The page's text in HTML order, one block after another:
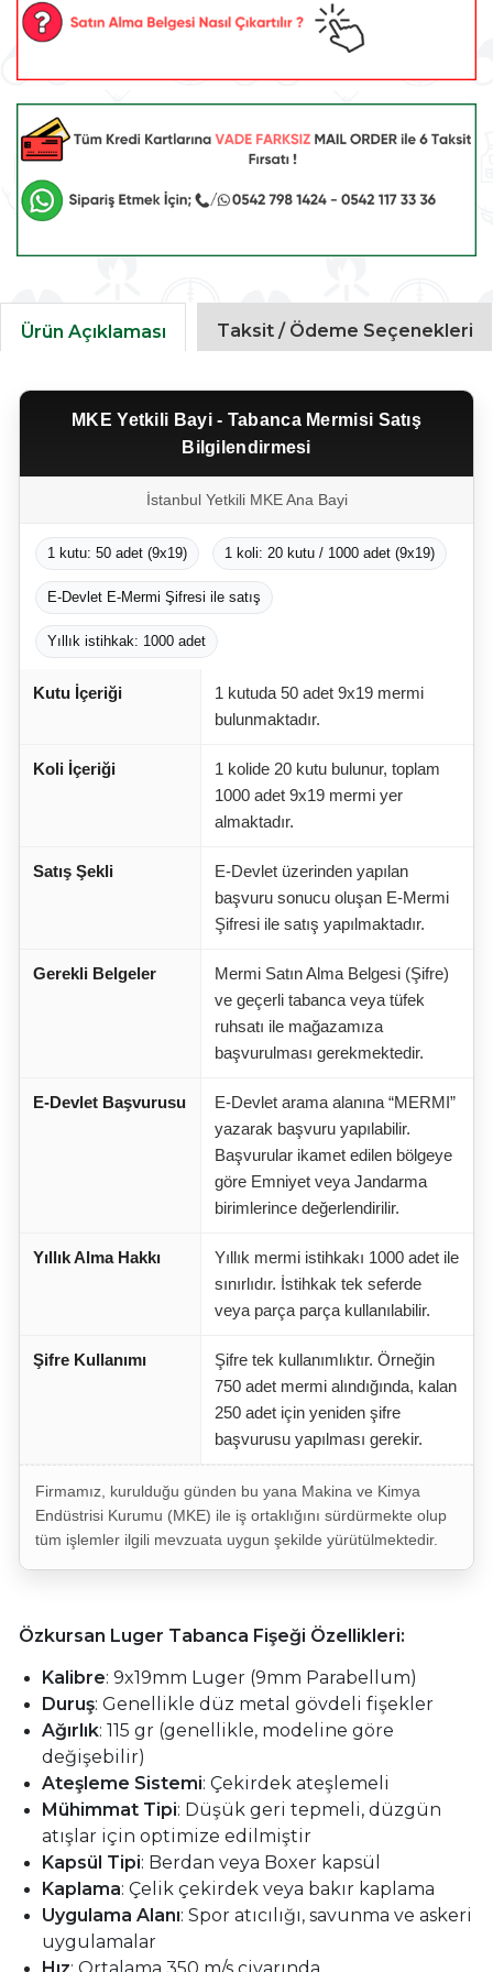
Ürün Açıklaması Taksit / Ödeme Seçenekleri
MKE Yetkili Bayi - Tabanca Mermisi Satış
Bilgilendirmesi
İstanbul Yetkili MKE Ana Bayi
1 kutu: 50 adet (9x19) 1 koli: 20 kutu / 1000 adet (9x19)
E-Devlet E-Mermi Şifresi ile satış
Yıllık istihkak: 1000 adet
Kutu İçeriği
1 kutuda 50 adet 9x19 mermi
bulunmaktadır.
Koli İçeriği
1 kolide 20 kutu bulunur, toplam
1000 adet 9x19 mermi yer
almaktadır.
Satış Şekli
E-Devlet üzerinden yapılan
başvuru sonucu oluşan E-Mermi
Şifresi ile satış yapılmaktadır.
Gerekli Belgeler
Mermi Satın Alma Belgesi (Şifre)
ve geçerli tabanca veya tüfek
ruhsatı ile mağazamıza
başvurulması gerekmektedir.
E-Devlet Başvurusu
E-Devlet arama alanına “MERMI”
yazarak başvuru yapılabilir.
Başvurular ikamet edilen bölgeye
göre Emniyet veya Jandarma
birimlerince değerlendirilir.
Yıllık Alma Hakkı
Yıllık mermi istihkakı 1000 adet ile
sınırlıdır. İstihkak tek seferde
veya parça parça kullanılabilir.
Şifre Kullanımı
Şifre tek kullanımlıktır. Örneğin
750 adet mermi alındığında, kalan
250 adet için yeniden şifre
başvurusu yapılması gerekir.
Firmamız, kurulduğu günden bu yana Makina ve Kimya
Endüstrisi Kurumu (MKE) ile iş ortaklığını sürdürmekte olup
tüm işlemler ilgili mevzuata uygun şekilde yürütülmektedir.
Özkursan Luger Tabanca Fişeği Özellikleri:
Kalibre: 9x19mm Luger (9mm Parabellum)
Duruş: Genellikle düz metal gövdeli fişekler
Ağırlık: 115 gr (genellikle, modeline göre
değişebilir)
Ateşleme Sistemi: Çekirdek ateşlemeli
Mühimmat Tipi: Düşük geri tepmeli, düzgün
atışlar için optimize edilmiştir
Kapsül Tipi: Berdan veya Boxer kapsül
Kaplama: Çelik çekirdek veya bakır kaplama
Uygulama Alanı: Spor atıcılığı, savunma ve askeri
uygulamalar